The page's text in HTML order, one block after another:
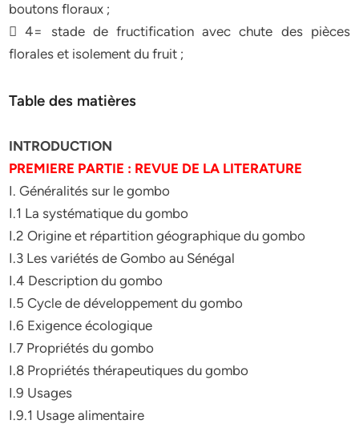
boutons floraux ;
 4= stade de fructification avec chute des pièces
florales et isolement du fruit ;
Table des matières
INTRODUCTION
PREMIERE PARTIE : REVUE DE LA LITERATURE
I. Généralités sur le gombo
I.1 La systématique du gombo
I.2 Origine et répartition géographique du gombo
I.3 Les variétés de Gombo au Sénégal
I.4 Description du gombo
I.5 Cycle de développement du gombo
I.6 Exigence écologique
I.7 Propriétés du gombo
I.8 Propriétés thérapeutiques du gombo
I.9 Usages
I.9.1 Usage alimentaire